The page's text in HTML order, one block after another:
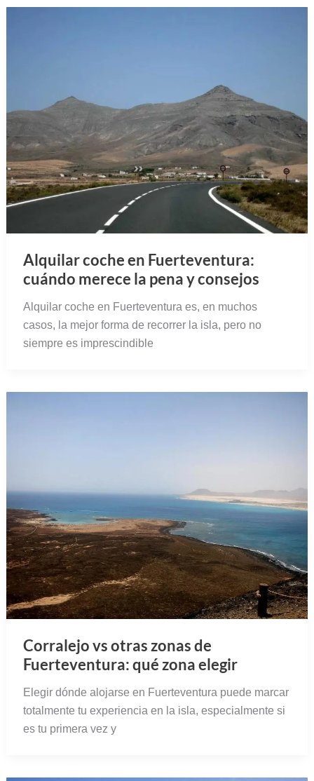
Alquilar coche en Fuerteventura:
cuándo merece la pena y consejos
Alquilar coche en Fuerteventura es, en muchos
casos, la mejor forma de recorrer la isla, pero no
siempre es imprescindible
Corralejo vs otras zonas de
Fuerteventura: qué zona elegir
Elegir dónde alojarse en Fuerteventura puede marcar
totalmente tu experiencia en la isla, especialmente si
es tu primera vez y